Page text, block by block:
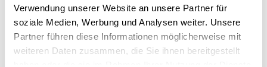
Verwendung unserer Website an unsere Partner für
soziale Medien, Werbung und Analysen weiter. Unsere
Partner führen diese Informationen möglicherweise mit
weiteren Daten zusammen, die Sie ihnen bereitgestellt